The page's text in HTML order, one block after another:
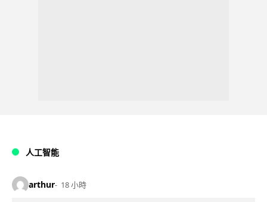
人工智能
arthur 18 小時